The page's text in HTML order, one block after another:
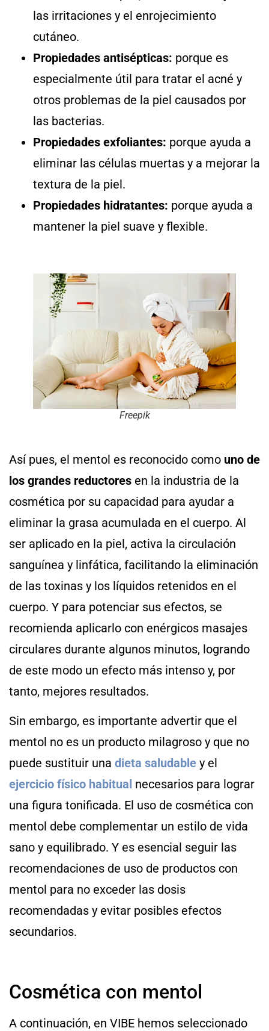
las irritaciones y el enrojecimiento
cutáneo.
Propiedades antisépticas: porque es
especialmente útil para tratar el acné y
otros problemas de la piel causados por
las bacterias.
Propiedades exfoliantes: porque ayuda a
eliminar las células muertas y a mejorar la
textura de la piel.
Propiedades hidratantes: porque ayuda a
mantener la piel suave y flexible.
Freepik
Así pues, el mentol es reconocido como uno de
los grandes reductores en la industria de la
cosmética por su capacidad para ayudar a
eliminar la grasa acumulada en el cuerpo. Al
ser aplicado en la piel, activa la circulación
sanguínea y linfática, facilitando la eliminación
de las toxinas y los líquidos retenidos en el
cuerpo. Y para potenciar sus efectos, se
recomienda aplicarlo con enérgicos masajes
circulares durante algunos minutos, logrando
de este modo un efecto más intenso y, por
tanto, mejores resultados.
Sin embargo, es importante advertir que el
mentol no es un producto milagroso y que no
puede sustituir una dieta saludable y el
ejercicio físico habitual necesarios para lograr
una figura tonificada. El uso de cosmética con
mentol debe complementar un estilo de vida
sano y equilibrado. Y es esencial seguir las
recomendaciones de uso de productos con
mentol para no exceder las dosis
recomendadas y evitar posibles efectos
secundarios.
Cosmética con mentol
A continuación, en VIBE hemos seleccionado